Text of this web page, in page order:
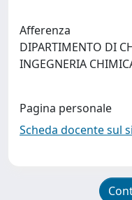
Afferenza
DIPARTIMENTO DI
INGEGNERIA
Pagina personale
Scheda docente sul